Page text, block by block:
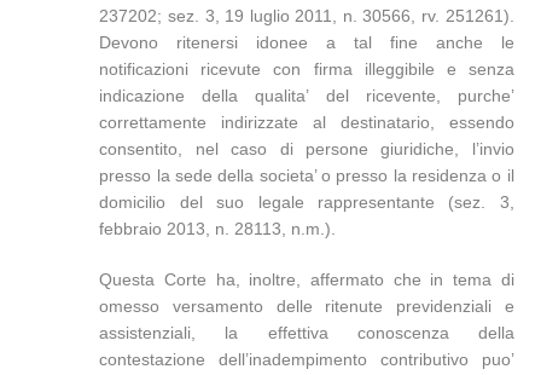
237202; sez. 3, 19 luglio 2011, n. 30566, rv. 251261).
Devono ritenersi idonee a tal fine anche le
notificazioni ricevute con firma illeggibile e senza
indicazione della qualita’ del ricevente, purche’
correttamente indirizzate al destinatario, essendo
consentito, nel caso di persone giuridiche, l’invio
presso la sede della societa’ o presso la residenza o il
domicilio del suo legale rappresentante (sez. 3,
febbraio 2013, n. 28113, n.m.).
Questa Corte ha, inoltre, affermato che in tema di
omesso versamento delle ritenute previdenziali e
assistenziali, la effettiva conoscenza della
contestazione dell’inadempimento contributivo puo’